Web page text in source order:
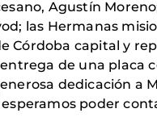
Agustín
las Hermanas
Córdoba capital y
de una placa
dedicación a
poder